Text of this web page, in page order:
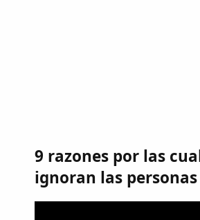
9 razones por las
ignoran las personas